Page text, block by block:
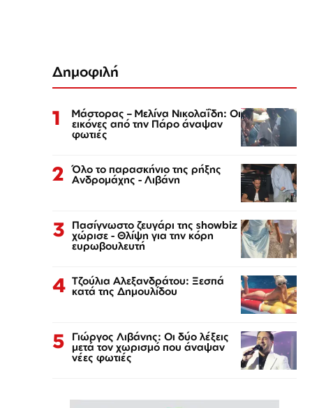
Δημοφιλή
1 Μάστορας – Μελίνα Νικολαΐδη: Οι
εικόνες από την Πάρο άναψαν
φωτιές
2 Όλο το παρασκήνιο της ρήξης
Ανδρομάχης - Λιβάνη
3 Πασίγνωστο ζευγάρι της showbiz
χώρισε - Θλίψη για την κόρη
ευρωβουλευτή
4 Τζούλια Αλεξανδράτου: Ξεσπά
κατά της Δημουλίδου
5 Γιώργος Λιβάνης: Οι δύο λέξεις
μετά τον χωρισμό που άναψαν
νέες φωτιές